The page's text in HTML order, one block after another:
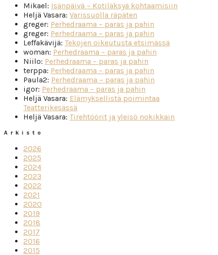
Mikael: Isänpäivä – Kotiläksyä kohtaamisiin
Heljä Vasara: Varissuolla räpäten
greger: Perhedraama – paras ja pahin
greger: Perhedraama – paras ja pahin
Leffakävijä: Tekojen oikeutusta etsimässä
woman: Perhedraama – paras ja pahin
Niilo: Perhedraama – paras ja pahin
terppa: Perhedraama – paras ja pahin
Paula2: Perhedraama – paras ja pahin
igor: Perhedraama – paras ja pahin
Heljä Vasara: Elämyksellistä poimintaa
Teatterikesässä
Heljä Vasara: Tirehtöörit ja yleisö nokikkain
Arkisto
2026
2025
2024
2023
2022
2021
2020
2019
2018
2017
2016
2015